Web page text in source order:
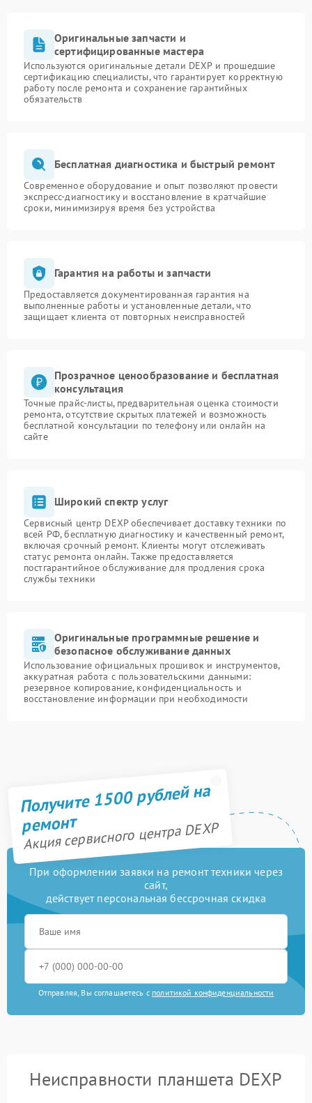
Оригинальные запчасти и
сертифицированные мастера
Используются оригинальные детали DEXP и прошедшие
сертификацию специалисты, что гарантирует корректную
работу после ремонта и сохранение гарантийных
обязательств
Бесплатная диагностика и быстрый ремонт
Современное оборудование и опыт позволяют провести
экспресс-диагностику и восстановление в кратчайшие
сроки, минимизируя время без устройства
Гарантия на работы и запчасти
Предоставляется документированная гарантия на
выполненные работы и установленные детали, что
защищает клиента от повторных неисправностей
Прозрачное ценообразование и бесплатная
консультация
Точные прайс-листы, предварительная оценка стоимости
ремонта, отсутствие скрытых платежей и возможность
бесплатной консультации по телефону или онлайн на
сайте
Широкий спектр услуг
Сервисный центр DEXP обеспечивает доставку техники по
всей РФ, бесплатную диагностику и качественный ремонт,
включая срочный ремонт. Клиенты могут отслеживать
статус ремонта онлайн. Также предоставляется
постгарантийное обслуживание для продления срока
службы техники
Оригинальные программные решение и
безопасное обслуживание данных
Использование официальных прошивок и инструментов,
аккуратная работа с пользовательскими данными:
резервное копирование, конфиденциальность и
восстановление информации при необходимости
Получите 1500 рублей на
ремонт
Акция сервисного центра DEXP
При оформлении заявки на ремонт техники через
сайт,
действует персональная бессрочная скидка
Отправляя, Вы соглашаетесь с политикой конфиденциальности
Неисправности планшета DEXP